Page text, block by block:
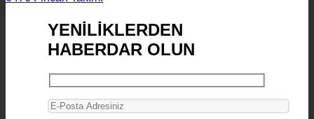
YENİLİKLERDEN
HABERDAR OLUN